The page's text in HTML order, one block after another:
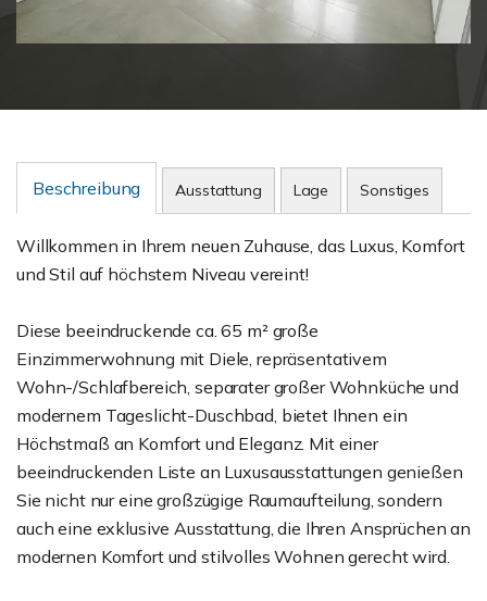
Beschreibung Ausstattung Lage Sonstiges
Willkommen in Ihrem neuen Zuhause, das Luxus, Komfort
und Stil auf höchstem Niveau vereint!
Diese beeindruckende ca. 65 m² große
Einzimmerwohnung mit Diele, repräsentativem
Wohn-/Schlafbereich, separater großer Wohnküche und
modernem Tageslicht-Duschbad, bietet Ihnen ein
Höchstmaß an Komfort und Eleganz. Mit einer
beeindruckenden Liste an Luxusausstattungen genießen
Sie nicht nur eine großzügige Raumaufteilung, sondern
auch eine exklusive Ausstattung, die Ihren Ansprüchen an
modernen Komfort und stilvolles Wohnen gerecht wird.